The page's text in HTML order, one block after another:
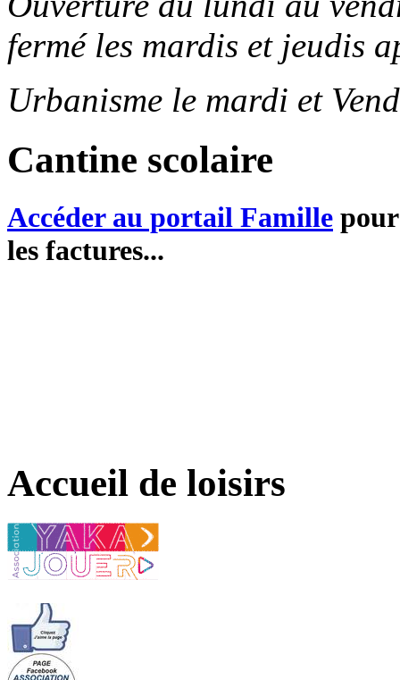
fermé les mardis et jeudis
Urbanisme le mardi et
Cantine scolaire
Accéder au portail Famille
les factures...
Accueil de loisirs